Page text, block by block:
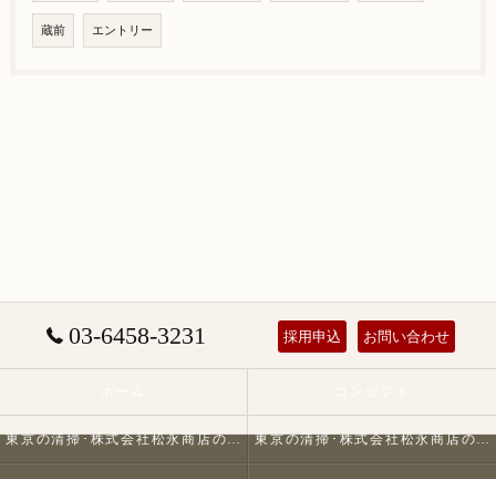
蔵前 エントリー
03-6458-3231 採用申込 お問い合わせ
東京の清掃･株式会社松永商店の口コミ情報 東京の清掃･株式会社松永商店の評判